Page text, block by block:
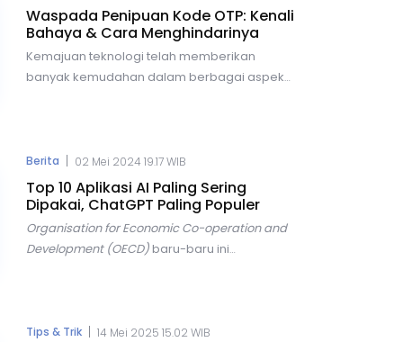
aktivitas, mulai dari pencarian informasi
hingga pengolahan data, tanpa perlu campur
tangan manusia.
Waspada Penipuan Kode OTP: Kenali
Bahaya & Cara Menghindarinya
Kemajuan teknologi telah memberikan
banyak kemudahan dalam berbagai aspek
terdapat risiko yang semakin besar, salah
satunya adalah ancaman penipuan
kodeOne-Time Password(OTP).
Berita | 02 Mei 2024 19.17 WIB
Top 10 Aplikasi AI Paling Sering
Dipakai, ChatGPT Paling Populer
Organisation for Economic Co-operation and
Development (OECD) baru-baru ini
laporannya, OECD menyebutkan bahwa AI
Tips & Trik | 14 Mei 2025 15.02 WIB